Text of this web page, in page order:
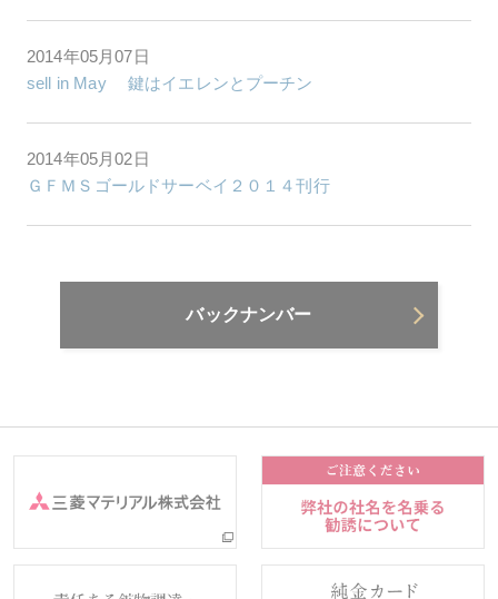
2014年05月07日
sell in May 鍵はイエレンとプーチン
2014年05月02日
ＧＦＭＳゴールドサーベイ２０１４刊行
バックナンバー